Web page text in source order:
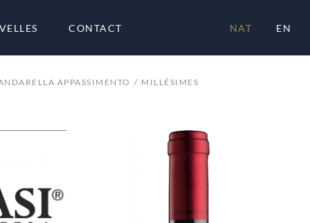
CONTACT NAT EN
APPASSIMENTO MILLÉSIMES